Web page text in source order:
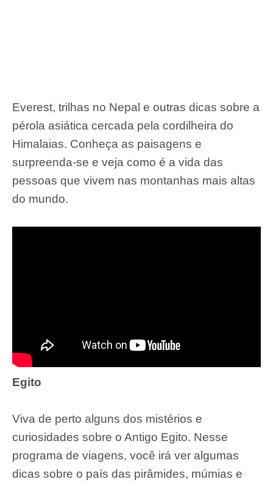
Everest, trilhas no Nepal e outras dicas sobre a
pérola asiática cercada pela cordilheira do
Himalaias. Conheça as paisagens e
surpreenda-se e veja como é a vida das
pessoas que vivem nas montanhas mais altas
do mundo.
Egito
Viva de perto alguns dos mistérios e
curiosidades sobre o Antigo Egito. Nesse
programa de viagens, você irá ver algumas
dicas sobre o país das pirâmides, múmias e